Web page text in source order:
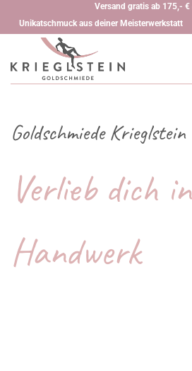
Inhalt
springen
Versand gratis ab 175,- €
Unikatschmuck aus deiner Meisterwerkstatt
Goldschmiede Krieglstein
Verlieb dich
Handwerk